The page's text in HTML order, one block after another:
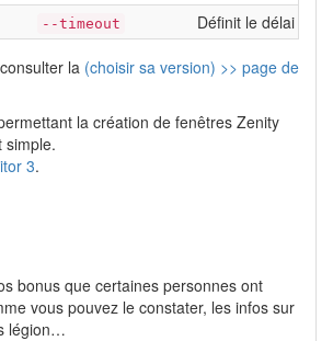
--timeout Définit le délai
la (choisir sa version) >> page de
la création de fenêtres Zenity
simple.
3.
bonus que certaines personnes ont
vous pouvez le constater, les infos sur
légion…